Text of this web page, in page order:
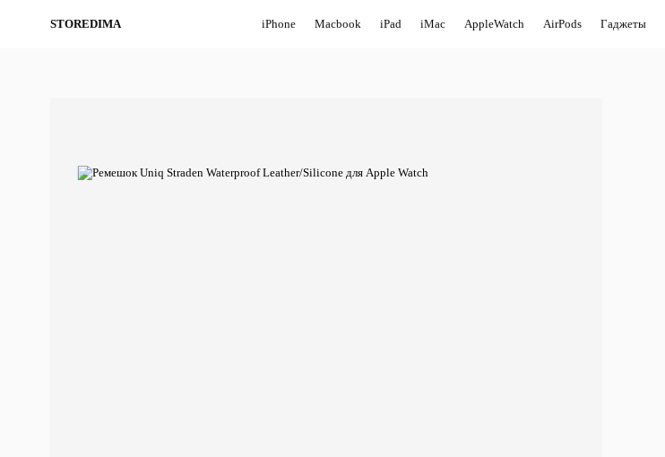
STOREDIMA iPhone Macbook iPad iMac AppleWatch AirPods Гаджеты